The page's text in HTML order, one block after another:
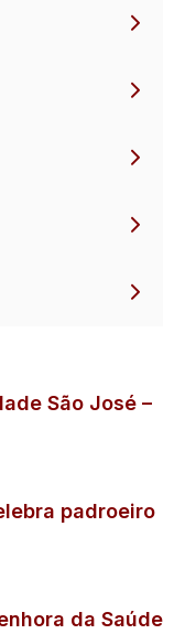
São José –
padroeiro
da Saúde